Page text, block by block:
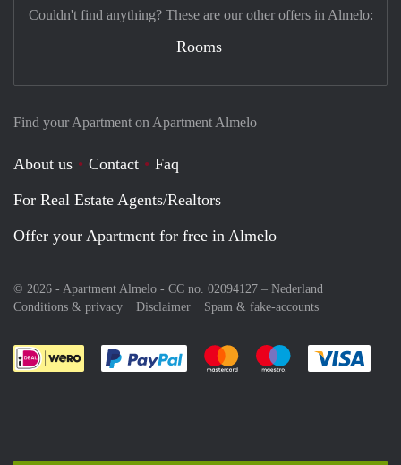
Find your Apartment on Apartment Almelo
About us Contact
Faq
For Real Estate Agents/Realtors
Offer your Apartment for free in Almelo
© 2026 - Apartment Almelo - CC no. 02094127 – Nederland
Conditions & privacy
Disclaimer Spam & fake-accounts
Pay easily with :payment method
Pay easily with :payment
Pay easily with
Couldn't find anything? These are our other offers in Almelo:
Rooms